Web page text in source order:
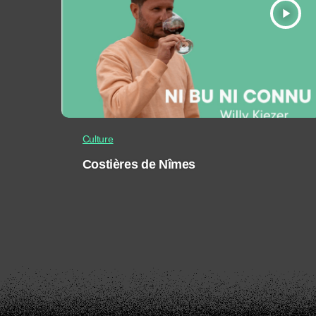
play_arrow
Culture
Costières de Nîmes